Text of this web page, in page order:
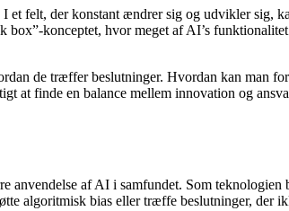
felt, der konstant ændrer sig og udvikler sig,
box”-konceptet, hvor meget af AI’s
de træffer beslutninger. Hvordan kan man
at finde en balance mellem innovation og
anvendelse af AI i samfundet. Som
algoritmisk bias eller træffe beslutninger, der